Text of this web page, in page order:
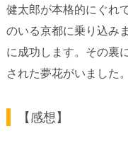
健太郎が本格的にぐれ
のいる京都に乗り込み
に成功します。その裏
された夢花がいました。
【感想】